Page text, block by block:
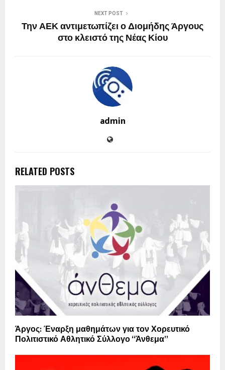
NEXT POST
Την ΑΕΚ αντιμετωπίζει ο Διομήδης Άργους
στο κλειστό της Νέας Κίου
admin
RELATED POSTS
Άργος: Έναρξη μαθημάτων για τον Χορευτικό
Πολιτιστικό Αθλητικό Σύλλογο “Άνθεμα”